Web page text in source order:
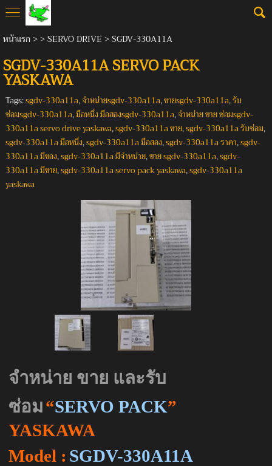
หน้าแรก> >SERVO DRIVE >SGDV-330A11A
SGDV-330A11A SERVO PACK
YASKAWA
Tags:sgdv-330a11a,จำหน่ายsgdv-330a11a,ขายsgdv-330a11a,รับ
ซ่อมsgdv-330a11a,มือหนึ่ง มือสองsgdv-330a11a,จำหน่าย ขาย ซ่อมsgdv-
330a11a servo drive yaskawa,sgdv-330a11a ขาย,sgdv-330a11a รับซ่อม,
sgdv-330a11a มือหนึ่ง,sgdv-330a11a มือสอง,sgdv-330a11a ราคา,sgdv-
330a11a มีของ,sgdv-330a11a มีจำหน่าย,ขาย sgdv-330a11a,sgdv-
330a11a มีขาย,sgdv-330a11a servo pack yaskawa,sgdv-330a11a
yaskawa
จำหน่าย ขาย และรับ
ซ่อม“SERVO PACK”
YASKAWA
Model : SGDV-330A11A